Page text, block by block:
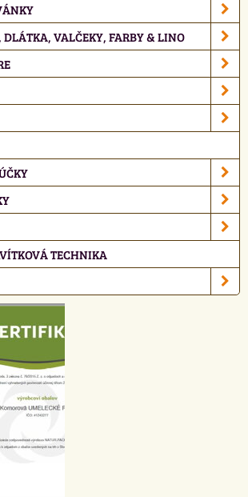
VALČEKY, FARBY & LINO
TECHNIKA